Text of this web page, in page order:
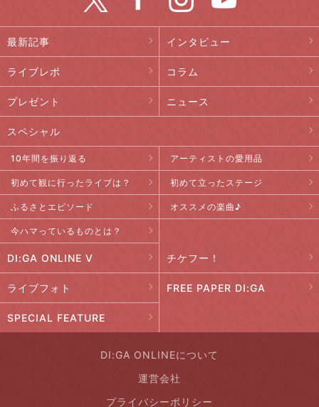
最新記事 インタビュー
ライブレポ コラム
プレゼント ニュース
スペシャル
10年間を振り返る アーティストの愛用品
初めて観に行ったライブは？ 初めて立ったステージ
ふるさとエピソード オススメの楽曲♪
今ハマっているものとは？
DI:GA ONLINE V チケフー！
ライブフォト FREE PAPER DI:GA
SPECIAL FEATURE
DI:GA ONLINEについて
運営会社
プライバシーポリシー